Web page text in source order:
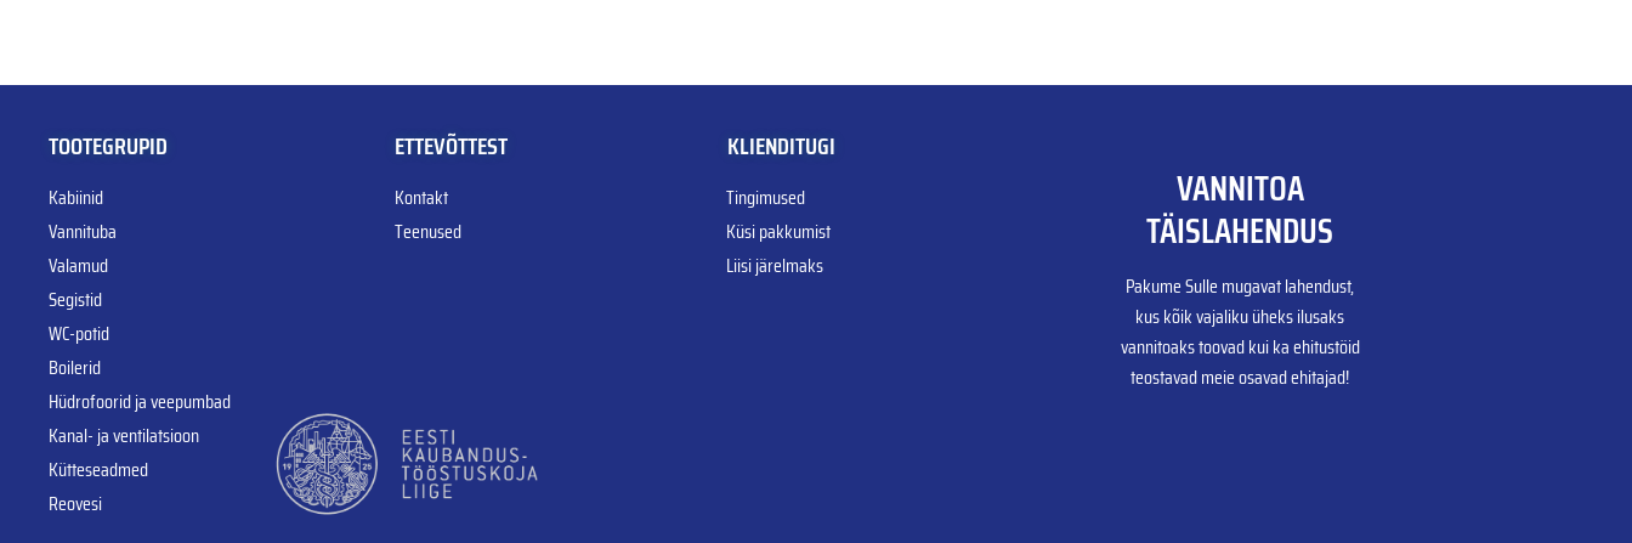
TOOTEGRUPID ETTEVÕTTEST KLIENDITUGI
Kabiinid
Vannituba
Valamud
Segistid
WC-potid
Boilerid
Hüdrofoorid ja veepumbad
Kanal- ja ventilatsioon
Kütteseadmed
Reovesi
Kontakt
Teenused
Tingimused
Küsi pakkumist
Liisi järelmaks
VANNITOA
TÄISLAHENDUS
Pakume Sulle mugavat lahendust,
kus kõik vajaliku üheks ilusaks
vannitoaks toovad kui ka ehitustöid
teostavad meie osavad ehitajad!